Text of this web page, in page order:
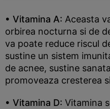
• Vitamina A: Aceasta
orbirea nocturna si de
va poate reduce riscul
sustine un sistem
de acnee, sustine
promoveaza cresterea
• Vitamina D: Vitamina